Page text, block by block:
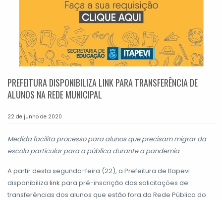
PREFEITURA DISPONIBILIZA LINK PARA TRANSFERÊNCIA DE
ALUNOS NA REDE MUNICIPAL
22 de junho de 2020
Medida facilita processo para alunos que precisam migrar da
escola particular para a pública durante a pandemia
A partir desta segunda-feira (22), a Prefeitura de Itapevi
disponibiliza link para pré-inscrição das solicitações de
transferências dos alunos que estão fora da Rede Pública do